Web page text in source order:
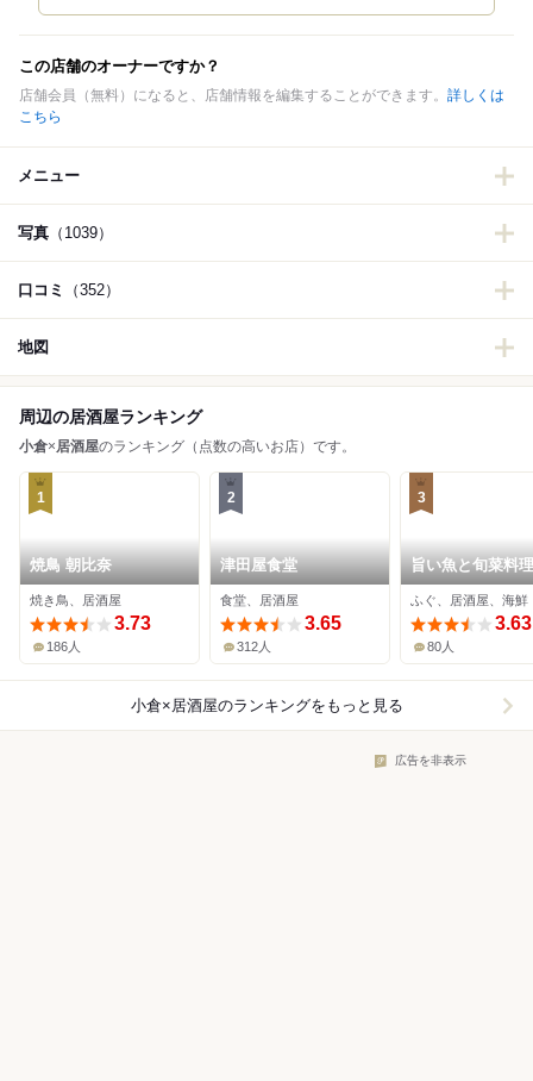
この店舗のオーナーですか？
店舗会員（無料）になると、店舗情報を編集することができます。 詳しくは
こちら
メニュー
写真 （1039）
口コミ （352）
地図
周辺の居酒屋ランキング
小倉×居酒屋のランキング（点数の高いお店）です。
1
焼鳥 朝比奈
焼き鳥、居酒屋
3.73
186人
2
津田屋食堂
食堂、居酒屋
3.65
312人
3
旨い魚と旬菜料
くとく
ふぐ、居酒屋、海鮮
3.63
80人
小倉×居酒屋のランキングをもっと見る
広告を非表示